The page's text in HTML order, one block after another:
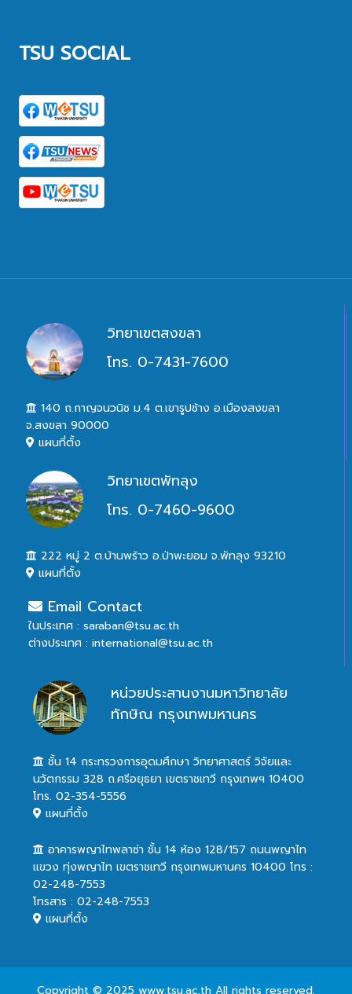
TSU SOCIAL
วิทยาเขตสงขลา
โทร. 0-7431-7600
140 ถ.กาญจนวนิช ม.4 ต.เขารูปช้าง อ.เมืองสงขลา
จ.สงขลา 90000
แผนที่ตั้ง
วิทยาเขตพัทลุง
โทร. 0-7460-9600
222 หมู่ 2 ต.บ้านพร้าว อ.ป่าพะยอม จ.พัทลุง 93210
แผนที่ตั้ง
Email Contact
ในประเทศ : saraban@tsu.ac.th
ต่างประเทศ : international@tsu.ac.th
หน่วยประสานงานมหาวิทยาลัย
ทักษิณ กรุงเทพมหานคร
ชั้น 14 กระทรวงการอุดมศึกษา วิทยาศาสตร์ วิจัยและ
นวัตกรรม 328 ถ.ศรีอยุธยา เขตราชเทวี กรุงเทพฯ 10400
โทร. 02-354-5556
แผนที่ตั้ง
อาคารพญาไทพลาซ่า ชั้น 14 ห้อง 128/157 ถนนพญาไท
แขวง ทุ่งพญาไท เขตราชเทวี กรุงเทพมหานคร 10400 โทร :
02-248-7553
โทรสาร : 02-248-7553
แผนที่ตั้ง
Copyright © 2025 www.tsu.ac.th All rights reserved.